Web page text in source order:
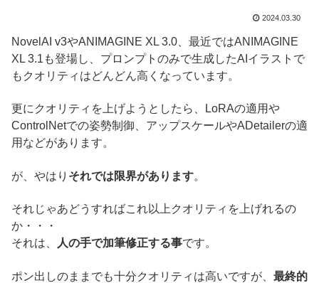
2024.03.30
NovelAI v3やANIMAGINE XL 3.0、最近ではANIMAGINE
XL 3.1も登場し、プロンプトのみで生成したAIイラストで
もクオリティはどんどん高くなっています。
更にクオリティを上げようとしたら、LoRAの適用や
ControlNetでの姿勢制御、アップスケールやADetailerの適
用などがあります。
が、やはり それでは限界があります。
それじゃあどうすればこれ以上クオリティを上げれるの
か・・・
それは、
人の手で加筆修正する事です。
ポン出しのままでも十分クオリティは高いですが、 最終的